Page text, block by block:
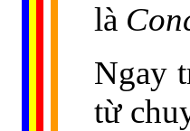
là
Ngay
từ